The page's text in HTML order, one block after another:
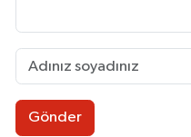
Gönder